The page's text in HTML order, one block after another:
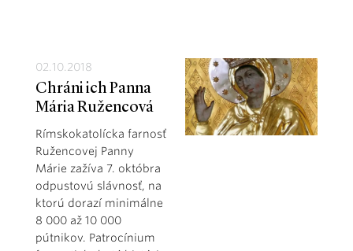
02.10.2018
Chráni ich Panna
Mária Ružencová
Rímskokatolícka farnosť
Ružencovej Panny
Márie zažíva 7. októbra
odpustovú slávnosť, na
ktorú dorazí minimálne
8 000 až 10 000
pútnikov. Patrocínium